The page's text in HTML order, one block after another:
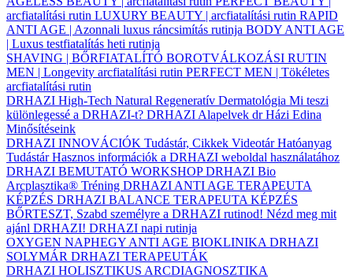
arcfiatalítási rutin LUXURY BEAUTY | arcfiatalítási rutin RAPID
ANTI AGE | Azonnali luxus ráncsimítás rutinja BODY ANTI AGE
| Luxus testfiatalítás heti rutinja
SHAVING | BŐRFIATALÍTÓ BOROTVÁLKOZÁSI RUTIN
MEN | Longevity arcfiatalítási rutin PERFECT MEN | Tökéletes
arcfiatalítási rutin
DRHAZI High-Tech Natural Regeneratív Dermatológia Mi teszi
különlegessé a DRHAZI-t? DRHAZI Alapelvek dr Házi Edina
Minősítéseink
DRHAZI INNOVÁCIÓK Tudástár, Cikkek VideotárHatóanyag
TudástárHasznos információk a DRHAZI weboldal használatához
DRHAZI BEMUTATÓ WORKSHOPDRHAZI Bio
Arcplasztika® Tréning DRHAZI ANTI AGE TERAPEUTA
KÉPZÉS DRHAZI BALANCE TERAPEUTA KÉPZÉS
BŐRTESZT, Szabd személyre a DRHAZI rutinod! Nézd meg mit
ajánl DRHAZI! DRHAZI napi rutinja
OXYGEN NAPHEGY ANTI AGE BIOKLINIKA DRHAZI
SOLYMÁR DRHAZI TERAPEUTÁK
DRHAZI HOLISZTIKUS ARCDIAGNOSZTIKA